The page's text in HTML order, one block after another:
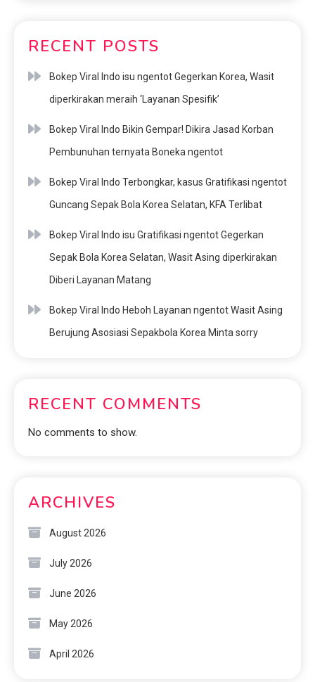
RECENT POSTS
Bokep Viral Indo isu ngentot Gegerkan Korea, Wasit
diperkirakan meraih ‘Layanan Spesifik’
Bokep Viral Indo Bikin Gempar! Dikira Jasad Korban
Pembunuhan ternyata Boneka ngentot
Bokep Viral Indo Terbongkar, kasus Gratifikasi ngentot
Guncang Sepak Bola Korea Selatan, KFA Terlibat
Bokep Viral Indo isu Gratifikasi ngentot Gegerkan
Sepak Bola Korea Selatan, Wasit Asing diperkirakan
Diberi Layanan Matang
Bokep Viral Indo Heboh Layanan ngentot Wasit Asing
Berujung Asosiasi Sepakbola Korea Minta sorry
RECENT COMMENTS
No comments to show.
ARCHIVES
August 2026
July 2026
June 2026
May 2026
April 2026